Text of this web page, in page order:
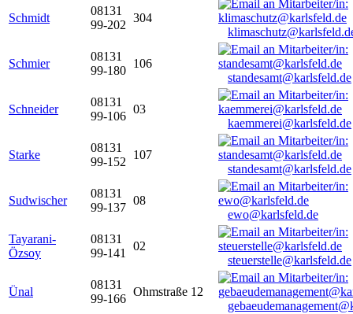
Schmidt
08131
99-202
304
Schmier
08131
99-180
106
standesamt@karlsfeld.de
Schneider
08131
99-106
03
kaemmerei@karlsfeld.de
Starke
08131
99-152
107
standesamt@karlsfeld.de
Sudwischer
08131
99-137
08
ewo@karlsfeld.de
Tayarani-
Özsoy
08131
99-141
02
steuerstelle@karlsfeld.de
Ünal
08131
99-166
Ohmstraße 12